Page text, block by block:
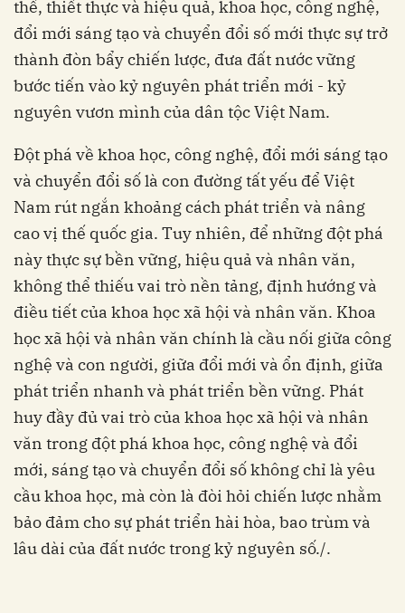
thể, thiết thực và hiệu quả, khoa học, công nghệ,
đổi mới sáng tạo và chuyển đổi số mới thực sự trở
thành đòn bẩy chiến lược, đưa đất nước vững
bước tiến vào kỷ nguyên phát triển mới - kỷ
nguyên vươn mình của dân tộc Việt Nam.
Đột phá về khoa học, công nghệ, đổi mới sáng tạo
và chuyển đổi số là con đường tất yếu để Việt
Nam rút ngắn khoảng cách phát triển và nâng
cao vị thế quốc gia. Tuy nhiên, để những đột phá
này thực sự bền vững, hiệu quả và nhân văn,
không thể thiếu vai trò nền tảng, định hướng và
điều tiết của khoa học xã hội và nhân văn. Khoa
học xã hội và nhân văn chính là cầu nối giữa công
nghệ và con người, giữa đổi mới và ổn định, giữa
phát triển nhanh và phát triển bền vững. Phát
huy đầy đủ vai trò của khoa học xã hội và nhân
văn trong đột phá khoa học, công nghệ và đổi
mới, sáng tạo và chuyển đổi số không chỉ là yêu
cầu khoa học, mà còn là đòi hỏi chiến lược nhằm
bảo đảm cho sự phát triển hài hòa, bao trùm và
lâu dài của đất nước trong kỷ nguyên số./.